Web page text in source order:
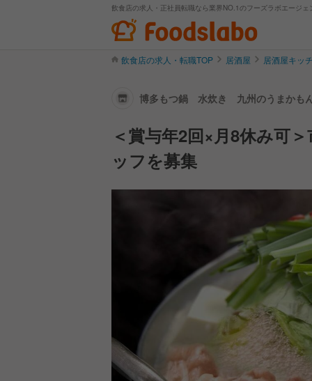
飲食店の求人・正社員転職なら業界NO.1のフーズラボエージェ
飲食店の求人・転職TOP 居酒屋 居酒屋キッ
博多もつ鍋 水炊き 九州のうまかも
＜賞与年2回×月8休み可
ッフを募集